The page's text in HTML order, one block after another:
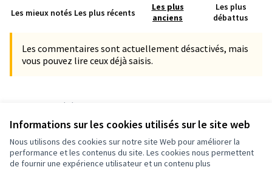
Informations sur les cookies utilisés sur le site web
Nous utilisons des cookies sur notre site Web pour améliorer la
performance et les contenus du site. Les cookies nous permettent
de fournir une expérience utilisateur et un contenu plus
Les mieux notés Les plus récents
Les plus
anciens
Les plus
débattus
Les commentaires sont actuellement désactivés, mais
vous pouvez lire ceux déjà saisis.
Référence : grandnancy-PROP-2023-07-2893
voir les autres versions
Vérifiez l'empreinte numérique
Conditions d'utilisation